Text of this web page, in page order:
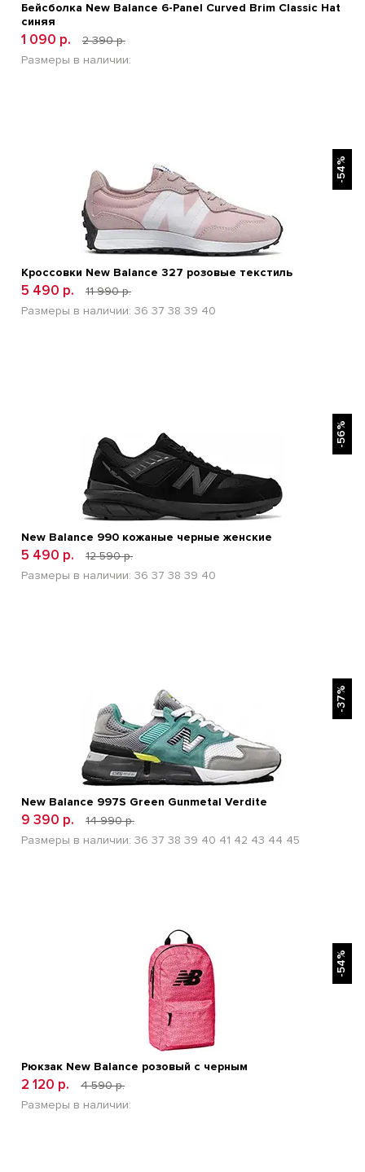
Бейсболка New Balance 6-Panel Curved Brim Classic Hat
синяя
1 090 р.
2 390 р.
Размеры в наличии:
-54%
Кроссовки New Balance 327 розовые текстиль
5 490 р.
11 990 р.
Размеры в наличии: 36 37 38 39 40
-56%
New Balance 990 кожаные черные женские
5 490 р.
12 590 р.
Размеры в наличии: 36 37 38 39 40
-37%
New Balance 997S Green Gunmetal Verdite
9 390 р.
14 990 р.
Размеры в наличии: 36 37 38 39 40 41 42 43 44 45
БЫСТРЫЙ ПРОСМОТР
-54%
Рюкзак New Balance розовый с черным
2 120 р.
4 590 р.
Размеры в наличии: